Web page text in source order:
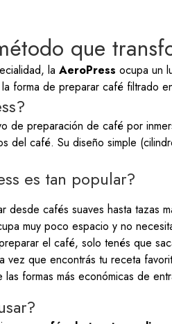
que
la AeroPress ocupa un
forma de preparar café filtrado
de preparación de café por
del café. Su diseño simple
es tan popular?
desde cafés suaves hasta tazas
muy poco espacio y no
el café, solo tenés que
vez que encontrás tu receta
las formas más económicas de